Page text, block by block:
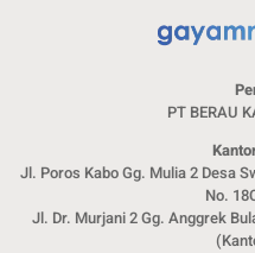
PT BERAU
Jl. Poros Kabo Gg. Mulia 2 Desa
No.
Jl. Dr. Murjani 2 Gg. Anggrek